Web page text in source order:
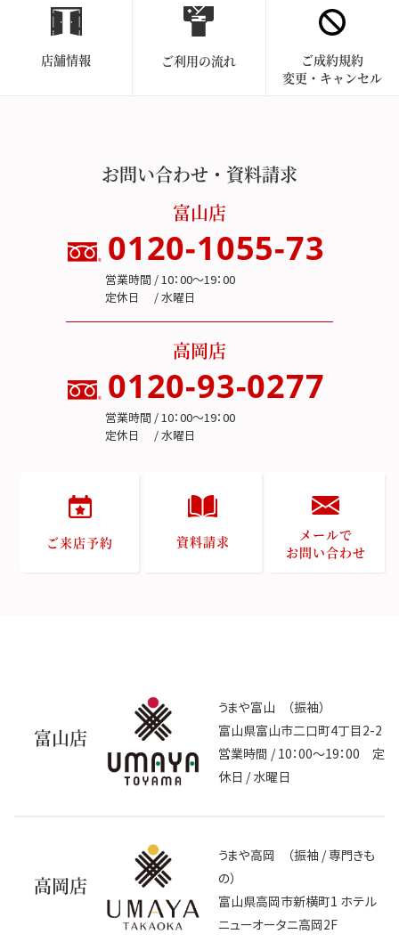
店舗情報 ご利用の流れ
ご成約規約
変更・キャンセル
お問い合わせ・資料請求
富山店
0120-1055-73
営業時間 / 10：00～19：00
定休日 / 水曜日
高岡店
0120-93-0277
営業時間 / 10：00～19：00
定休日 / 水曜日
ご来店予約 資料請求
メールで
お問い合わせ
富山店
うまや富山 （振袖）
富山県富山市二口町4丁目2-2
営業時間 / 10：00～19：00 定
休日 / 水曜日
高岡店
うまや高岡 （振袖 / 専門きも
の）
富山県高岡市新横町1 ホテル
ニューオータニ高岡2F